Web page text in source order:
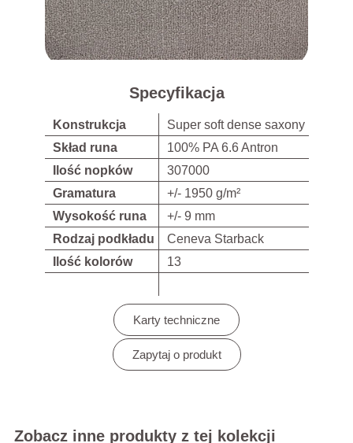
Specyfikacja
Konstrukcja
Super soft dense saxony
Skład runa
100% PA 6.6 Antron
Ilość nopków
307000
Gramatura
+/- 1950 g/m²
Wysokość runa
+/- 9 mm
Rodzaj podkładu
Ceneva Starback
Ilość kolorów
13
Karty techniczne
Zapytaj o produkt
Zobacz inne produkty z tej kolekcji